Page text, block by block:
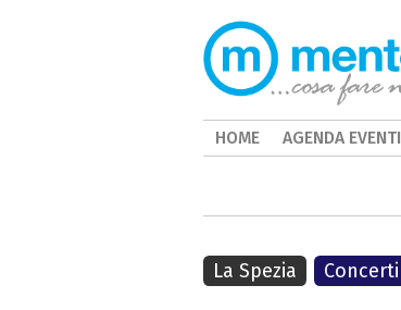
La Spezia Concerti
HOME AGENDA EVENTI